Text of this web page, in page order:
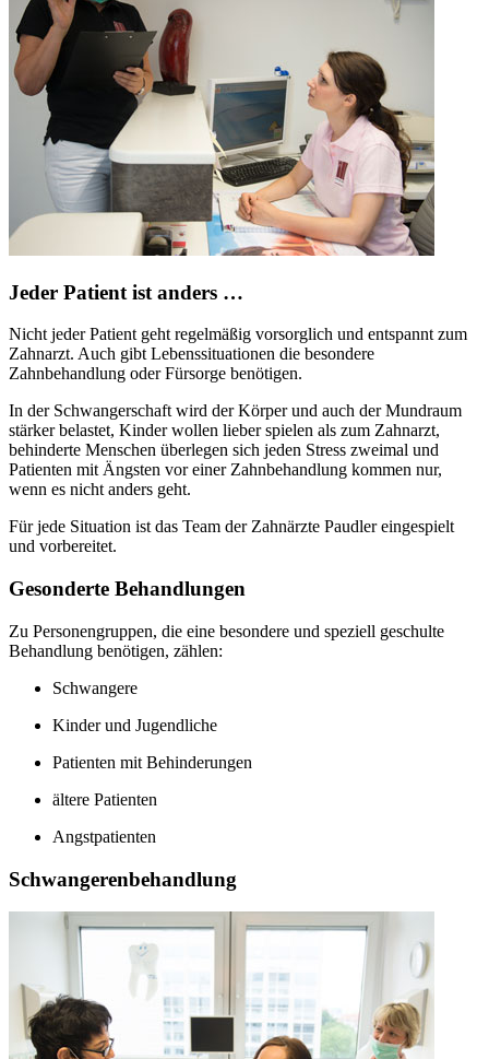
Jeder Patient ist anders …
Nicht jeder Patient geht regelmäßig vorsorglich und entspannt zum
Zahnarzt. Auch gibt Lebenssituationen die besondere
Zahnbehandlung oder Fürsorge benötigen.
In der Schwangerschaft wird der Körper und auch der Mundraum
stärker belastet, Kinder wollen lieber spielen als zum Zahnarzt,
behinderte Menschen überlegen sich jeden Stress zweimal und
Patienten mit Ängsten vor einer Zahnbehandlung kommen nur,
wenn es nicht anders geht.
Für jede Situation ist das Team der Zahnärzte Paudler eingespielt
und vorbereitet.
Gesonderte Behandlungen
Zu Personengruppen, die eine besondere und speziell geschulte
Behandlung benötigen, zählen:
Schwangere
Kinder und Jugendliche
Patienten mit Behinderungen
ältere Patienten
Angstpatienten
Schwangerenbehandlung